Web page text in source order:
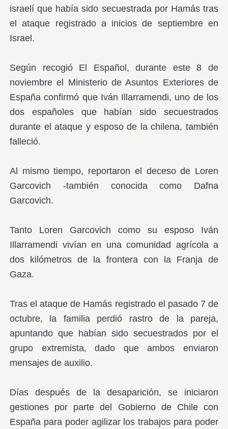
israelí que había sido secuestrada por Hamás tras
el ataque registrado a inicios de septiembre en
Israel.
Según recogió El Español, durante este 8 de
noviembre el Ministerio de Asuntos Exteriores de
España confirmó que Iván Illarramendi, uno de los
dos españoles que habían sido secuestrados
durante el ataque y esposo de la chilena, también
falleció.
Al mismo tiempo, reportaron el deceso de Loren
Garcovich -también conocida como Dafna
Garcovich.
Tanto Loren Garcovich como su esposo Iván
Illarramendi vivían en una comunidad agrícola a
dos kilómetros de la frontera con la Franja de
Gaza.
Tras el ataque de Hamás registrado el pasado 7 de
octubre, la familia perdió rastro de la pareja,
apuntando que habían sido secuestrados por el
grupo extremista, dado que ambos enviaron
mensajes de auxilio.
Días después de la desaparición, se iniciaron
gestiones por parte del Gobierno de Chile con
España para poder agilizar los trabajos para poder